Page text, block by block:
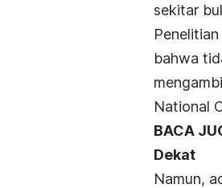
sekitar
bahwa
National
BACA
Dekat
Namun,